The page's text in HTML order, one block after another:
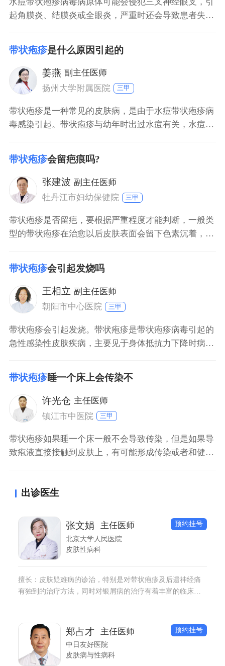
起角膜炎、结膜炎或全眼炎，严重时还会导致患者失
免病情发展严重。同时患者日常需保持良好的生活习
惯，注意眼部卫生。
带状疱疹是什么原因引起的
姜燕 副主任医师
扬州大学附属医院
三甲
带状疱疹是一种常见的皮肤病，是由于水痘带状疱疹病
毒感染引起。带状疱疹与幼年时出过水痘有关，水痘这
通过神经发作。带状疱疹具有一定的病程，自然病程是
34周，通过治疗后会使病程缩短到12周。因此，出现带
状疱疹时应该及时治疗，否则会留下面部色斑、红斑以
及后遗神经痛。
带状疱疹会留疤痕吗?
张建波 副主任医师
牡丹江市妇幼保健院
三甲
带状疱疹是否留疤，要根据严重程度才能判断，一般类
型的带状疱疹在治愈以后皮肤表面会留下色素沉着，但
时症状比较严重，有时会伴随血疱、大疱等等，由于皮
肤受损比较明显，所以在症状消失以后会留下疤痕。
带状疱疹会引起发烧吗
王相立 副主任医师
朝阳市中心医院
三甲
带状疱疹会引起发烧。带状疱疹是带状疱疹病毒引起的
急性感染性皮肤疾病，主要见于身体抵抗力下降时病毒
临床症状有发烧、乏力、纳差等，其中发热也是典型症
状。另外该病好发部位是腰部、后背、颈部，早期会出
现潮红的斑状，随后很快出现粟利或黄豆大小的丘疹，
迅速变为水疱。治疗方面主要以抗病毒治疗为主，应用
相关
带状疱疹睡一个床上会传染不
许光仓 主任医师
镇江市中医院
三甲
带状疱疹如果睡一个床一般不会导致传染，但是如果导
致疱液直接接触到皮肤上，有可能形成传染或者和健康
成皮肤的炎症性损害，这种疾病一旦形成需要进行抗病
出诊医生
张文娟 主任医师
北京大学人民医院
皮肤性病科
预约挂号
擅长：皮肤疑难病的诊治，特别是对带状疱疹及后遗神经痛
有独到的治疗方法，同时对银屑病的治疗有着丰富的临床经
郑占才 主任医师
中日友好医院
皮肤病与性病科
预约挂号